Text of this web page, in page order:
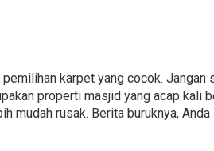
karpet yang cocok. Jangan
properti masjid yang acap kali
mudah rusak. Berita buruknya,